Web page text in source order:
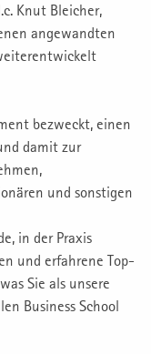
Knut Bleicher,
angewandten
bezweckt, einen
damit zur
und sonstigen
in der Praxis
und erfahrene Top-
Sie als unsere
Business School